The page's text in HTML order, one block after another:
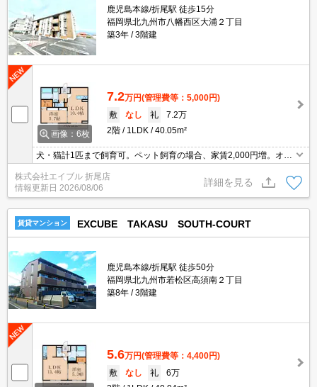
鹿児島本線/折尾駅 徒歩15分
福岡県北九州市八幡西区大浦２丁目
築3年
3階建
画像：6枚
7.2万円(管理費等：5,000円)
敷
なし 礼
7.2万
2階
1LDK 40.05m²
犬・猫計1匹まで飼育可。ペット飼育の場合、家賃2,000円増。オー
株式会社エイブル 折尾店
情報更新日 2026/08/06
詳細を見る
賃貸マンション EXCUBE TAKASU SOUTH-COURT
鹿児島本線/折尾駅 徒歩50分
福岡県北九州市若松区高須南２丁目
築8年
3階建
5.6万円(管理費等：4,400円)
敷
なし 礼
6万